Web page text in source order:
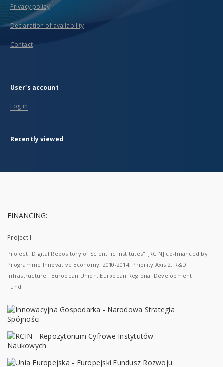
Privacy policy
Declaration of availability
Contact
User's account
Log in
Recently viewed
FINANCING:
Project I
Project "Digital Repository of Scientific Institutes" [RCIN] co-financed by
Programme Innovative Economy, 2010-2014, Priority Axis 2. R&D
infrastructure ; European Union. European Regional Development
Fund.